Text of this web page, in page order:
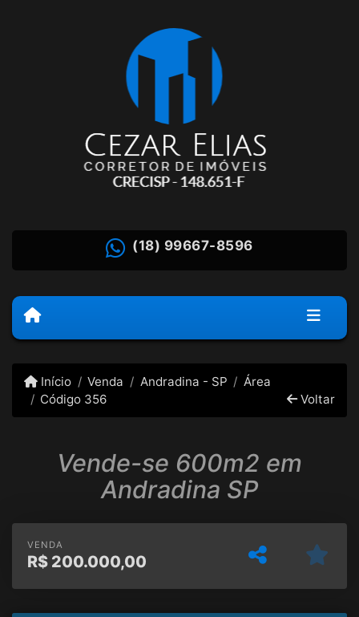
(18) 99667-8596
Início Venda Andradina - SP
Área
Código 356
Voltar
Vende-se 600m2 em
Andradina SP
VENDA
R$ 200.000,00